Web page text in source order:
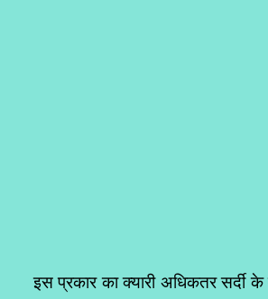
इस प्रकार का क्यारी अधिकतर सर्दी